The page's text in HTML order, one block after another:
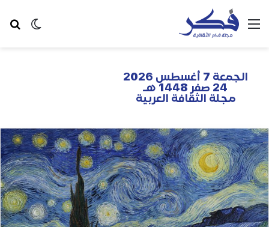
الجمعة 7 أغسطس 2026
24 صفر 1448 هـ
مجلة الثقافة العربية